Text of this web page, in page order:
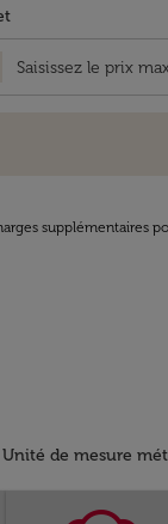
supplémentaires
Unité de mesure